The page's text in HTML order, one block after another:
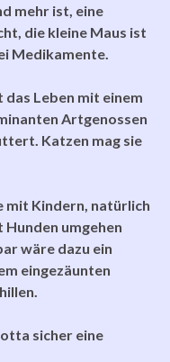
mehr ist, eine
die kleine Maus ist
Medikamente.
Leben mit einem
Artgenossen
Katzen mag sie
mit Kindern, natürlich
umgehen
wäre dazu ein
eingezäunten
sicher eine